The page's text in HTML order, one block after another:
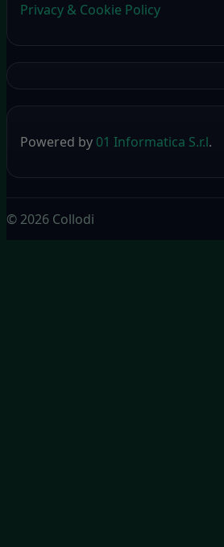
Privacy & Cookie Policy
Powered by 01 Informatica S.r.l.
© 2026 Collodi